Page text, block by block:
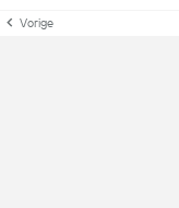
Vorige